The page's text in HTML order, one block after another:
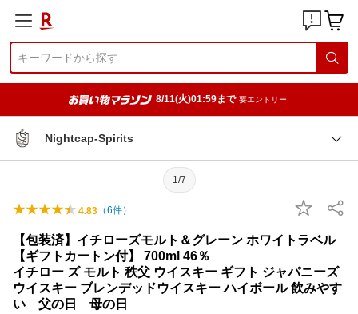
8/11(火)01:59まで 要エントリー
Nightcap-Spirits
1/7
4.83 （6件）
【包装済】イチローズモルト＆グレーン ホワイトラベル
【ギフトカートン付】 700ml 46％
イチロー ズ モルト 秩父 ウイスキー ギフト ジャパニーズ
ウイスキー ブレンデッドウイスキー ハイボール 飲みやす
い 父の日 母の日